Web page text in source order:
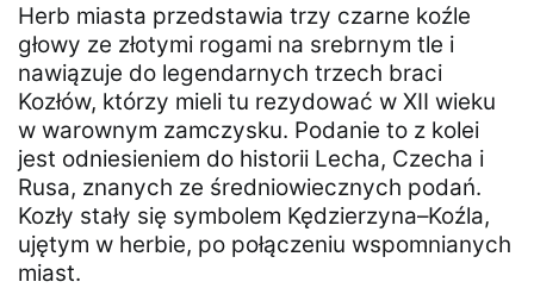
Herb miasta przedstawia trzy czarne koźle
głowy ze złotymi rogami na srebrnym tle i
nawiązuje do legendarnych trzech braci
Kozłów, którzy mieli tu rezydować w XII wieku
w warownym zamczysku. Podanie to z kolei
jest odniesieniem do historii Lecha, Czecha i
Rusa, znanych ze średniowiecznych podań.
Kozły stały się symbolem Kędzierzyna–Koźla,
ujętym w herbie, po połączeniu wspomnianych
miast.